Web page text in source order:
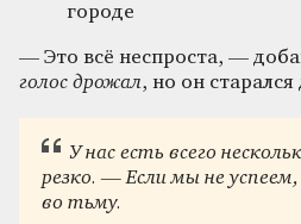
городе
— Это всё неспроста, —
голос дрожал, но он
У нас есть всего
резко. — Если мы не успеем,
во тьму.